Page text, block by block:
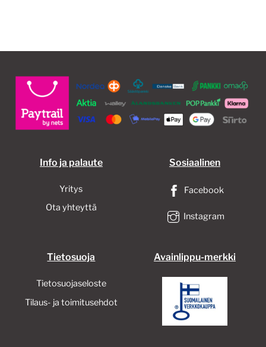
Info ja palaute
Yritys
Ota yhteyttä
Sosiaalinen
Facebook
Instagram
Tietosuoja
Tietosuojaseloste
Tilaus- ja toimitusehdot
Avainlippu-merkki